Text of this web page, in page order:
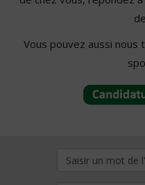
Vous pouvez aussi